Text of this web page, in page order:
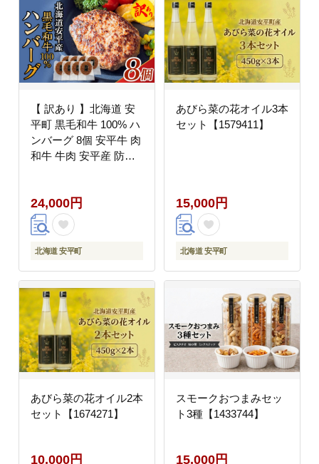
【 訳あり 】北海道 安
平町 黒毛和牛 100% ハ
ンバーグ 8個 安平牛 肉
和牛 牛肉 安平産 防腐
おかず 安平
24,000円
北海道 安平町
あびら菜の花オイル3本
セット【1579411】
15,000円
北海道 安平町
あびら菜の花オイル2本
セット【1674271】
10,000円
スモークおつまみセッ
ト3種【1433744】
15,000円